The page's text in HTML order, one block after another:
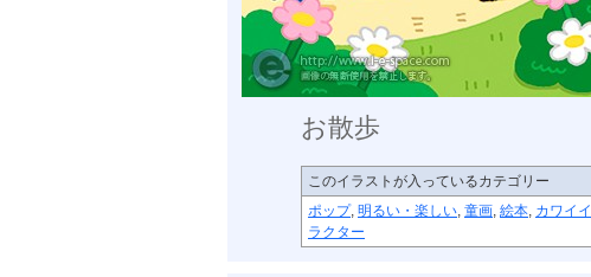
お散歩
このイラストが入っているカテゴリー
ポップ, 明るい・楽しい, 童画, 絵本, カワイイ
ラクター